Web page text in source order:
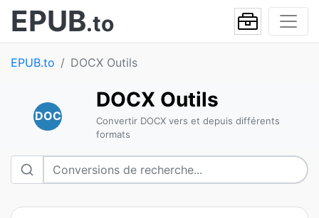
EPUB.to
EPUB.to DOCX Outils
DOC
DOCX Outils
Convertir DOCX vers et depuis différents
formats